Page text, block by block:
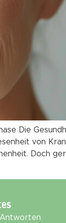
Die
von
Doch